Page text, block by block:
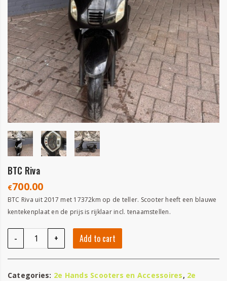
BTC Riva
€700.00
BTC Riva uit 2017 met 17372km op de teller. Scooter heeft een blauwe
kentekenplaat en de prijs is rijklaar incl. tenaamstellen.
-
BTC Riva quantity
+ Add to cart
Categories: 2e Hands Scooters en Accessoires, 2e